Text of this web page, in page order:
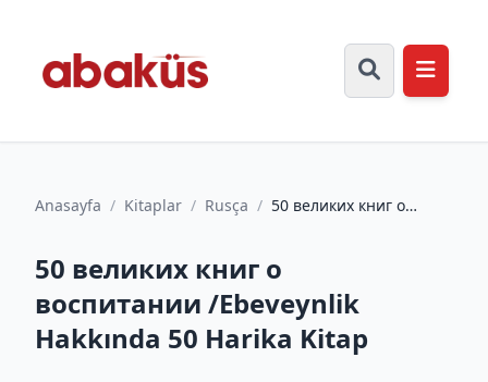
Anasayfa / Kitaplar / Rusça / 50 великих книг о
Kita...
50 великих книг о
воспитании /Ebeveynlik
Hakkında 50 Harika Kitap